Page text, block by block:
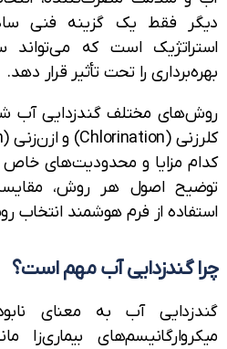
فقط یک گزینه فنی ساده
است که می‌تواند
را تحت تأثیر قرار دهد.
مزایا و محدودیت‌های خاص خود
اصول هر روش، مقایسه
از فرم هوشمند انتخاب روش
گندزدایی آب مهم است؟
آب به معنای
بیماری‌زا